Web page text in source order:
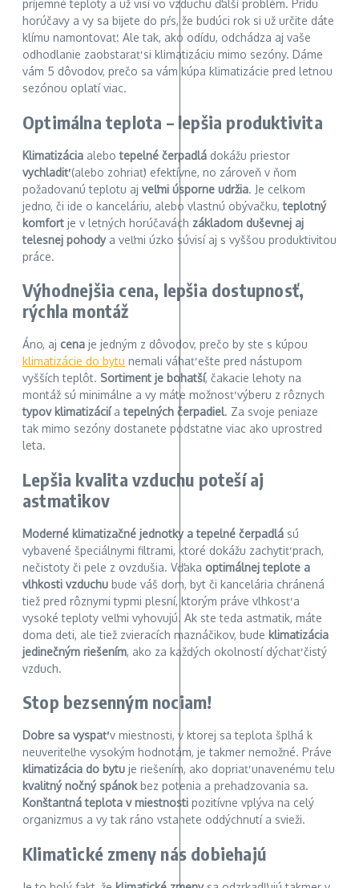
príjemné teploty a už visí vo vzduchu ďalší problém. Prídu
horúčavy a vy sa bijete do pŕs, že budúci rok si už určite dáte
klímu namontovať. Ale tak, ako odídu, odchádza aj vaše
odhodlanie zaobstarať si klimatizáciu mimo sezóny. Dáme
vám 5 dôvodov, prečo sa vám kúpa klimatizácie pred letnou
sezónou oplatí viac.
Optimálna teplota – lepšia produktivita
Klimatizácia alebotepelné čerpadlá dokážu priestor
vychladiť(alebo zohriať) efektívne, no zároveň v ňom
požadovanú teplotu aj veľmi úsporne udržia. Je celkom
jedno, či ide o kanceláriu, alebo vlastnú obývačku,teplotný
komfort je v letných horúčavách základom duševnej aj
telesnej pohodya veľmi úzko súvisí aj s vyššou produktivitou
práce.
Výhodnejšia cena, lepšia dostupnosť,
rýchla montáž
Áno, aj cena je jedným z dôvodov, prečo by ste s kúpou
klimatizácie do bytu nemali váhať ešte pred nástupom
vyšších teplôt. Sortiment je bohatší, čakacie lehoty na
montáž sú minimálne a vy máte možnosť výberu z rôznych
typov klimatizáciíatepelných čerpadiel. Za svoje peniaze
tak mimo sezóny dostanete podstatne viac ako uprostred
leta.
Lepšia kvalita vzduchu poteší aj
astmatikov
Moderné klimatizačné jednotky a tepelné čerpadlá sú
vybavené špeciálnymi filtrami, ktoré dokážu zachytiť prach,
nečistoty či pele z ovzdušia. Vďaka optimálnej teplote a
vlhkosti vzduchu bude váš dom, byt či kancelária chránená
tiež pred rôznymi typmi plesní, ktorým práve vlhkosť a
vysoké teploty veľmi vyhovujú. Ak ste teda astmatik, máte
doma deti, ale tiež zvieracích maznáčikov, bude klimatizácia
jedinečným riešením, ako za každých okolností dýchať čistý
vzduch.
Stop bezsenným nociam!
Dobre sa vyspaťv miestnosti, v ktorej sa teplota šplhá k
neuveriteľne vysokým hodnotám, je takmer nemožné. Práve
klimatizácia do bytu je riešením, ako dopriať unavenému telu
kvalitný nočný spánokbez potenia a prehadzovania sa.
Konštantná teplota v miestnosti pozitívne vplýva na celý
organizmus a vy tak ráno vstanete oddýchnutí a svieži.
Klimatické zmeny nás dobiehajú